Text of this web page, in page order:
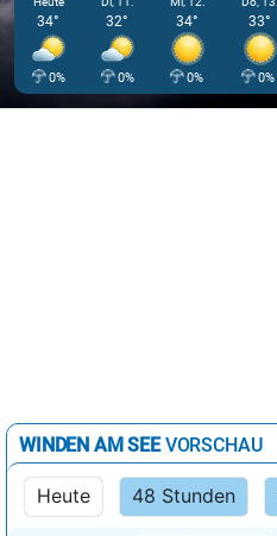
34°
0%
32°
0%
34°
0%
33°
0%
WINDEN AM SEEVORSCHAU
Heute 48 Stunden